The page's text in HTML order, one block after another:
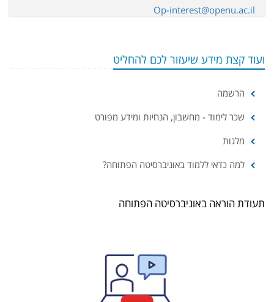
Op-interest@openu.ac.il
ועוד קצת מידע שיעזור לכם להחליט
הרשמה
שכר לימוד - מחשבון, הנחיות ומידע מפורט
מלגות
למה כדאי ללמוד באוניברסיטה הפתוחה?
תעודת הוראה באוניברסיטה הפתוחה